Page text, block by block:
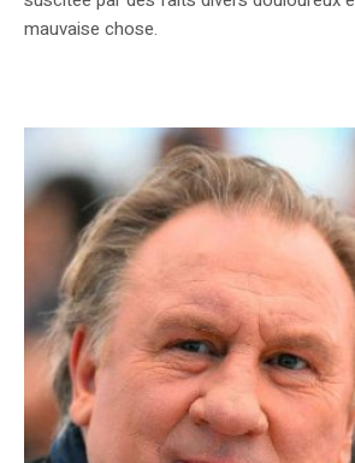
mauvaise chose.